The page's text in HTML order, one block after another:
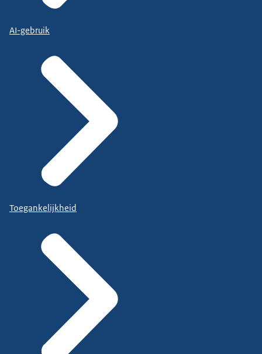
AI-gebruik
Toegankelijkheid